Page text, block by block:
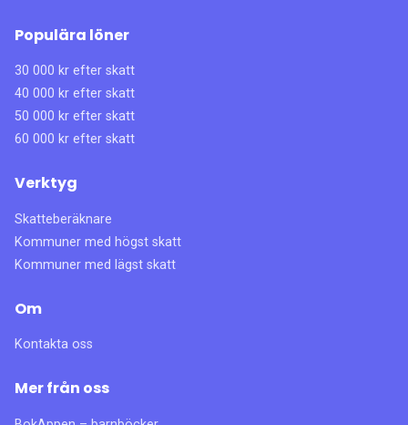
Populära löner
30 000 kr efter skatt
40 000 kr efter skatt
50 000 kr efter skatt
60 000 kr efter skatt
Verktyg
Skatteberäknare
Kommuner med högst skatt
Kommuner med lägst skatt
Om
Kontakta oss
Mer från oss